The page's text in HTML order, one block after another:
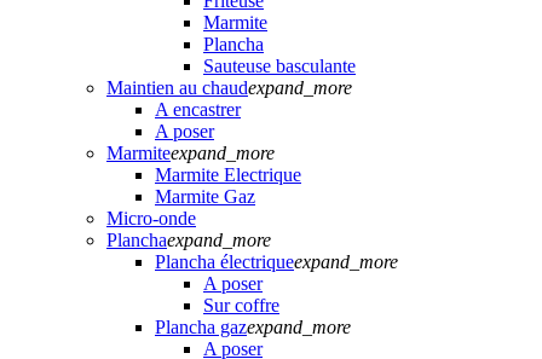
Marmite
Plancha
Sauteuse basculante
Maintien au chaudexpand_more
A encastrer
A poser
Marmiteexpand_more
Marmite Electrique
Marmite Gaz
Micro-onde
Planchaexpand_more
Plancha électriqueexpand_more
A poser
Sur coffre
Plancha gazexpand_more
A poser